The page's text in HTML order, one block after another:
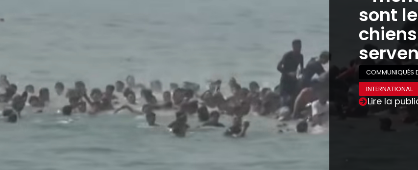
sont
COMMUNIQUÉS
INTERNATIONAL
Lire la